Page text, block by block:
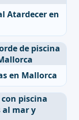
Atardecer en
en Mallorca